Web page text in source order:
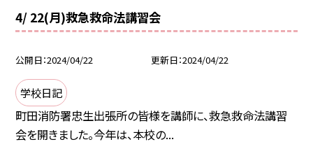
4/ 22(月)救急救命法講習会
公開日 2024/04/22 更新日 2024/04/22
学校日記
町田消防署忠生出張所の皆様を講師に、救急救命法講習
会を開きました。今年は、本校の...